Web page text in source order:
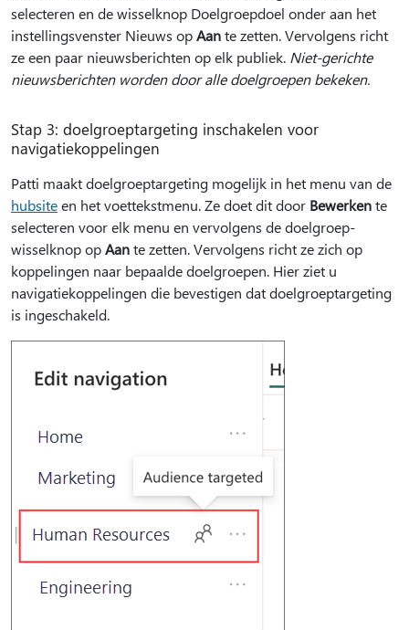
selecteren en de wisselknop Doelgroepdoel onder aan het
instellingsvenster Nieuws opAante zetten. Vervolgens richt
ze een paar nieuwsberichten op elk publiek. Niet-gerichte
nieuwsberichten worden door alle doelgroepen bekeken.
Stap 3: doelgroeptargeting inschakelen voor
navigatiekoppelingen
Patti maakt doelgroeptargeting mogelijk in het menu van de
hubsiteen het voettekstmenu. Ze doet dit door Bewerkente
selecteren voor elk menu en vervolgens de doelgroep-
wisselknop opAante zetten. Vervolgens richt ze zich op
koppelingen naar bepaalde doelgroepen. Hier ziet u
navigatiekoppelingen die bevestigen dat doelgroeptargeting
is ingeschakeld.